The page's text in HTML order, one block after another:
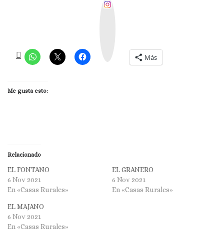
Más
Me gusta esto:
Relacionado
EL FONTANO
6 Nov 2021
En «Casas Rurales»
EL GRANERO
6 Nov 2021
En «Casas Rurales»
EL MAJANO
6 Nov 2021
En «Casas Rurales»